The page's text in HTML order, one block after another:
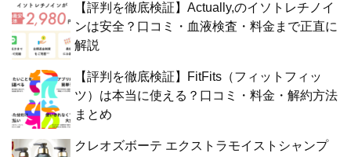
【評判を徹底検証】Actually,のイソトレチノイ
ンは安全？口コミ・血液検査・料金まで正直に
解説
【評判を徹底検証】FitFits（フィットフィッ
ツ）は本当に使える？口コミ・料金・解約方法
まとめ
クレオズボーテ エクストラモイストシャンプ